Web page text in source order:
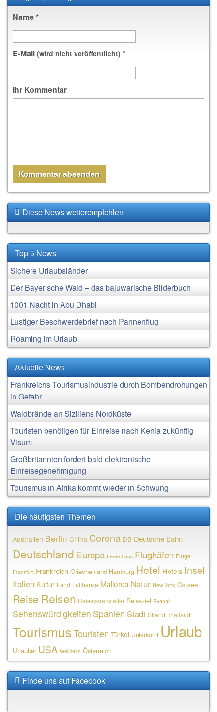
Name*
E-Mail (wird nicht veröffentlicht) *
Ihr Kommentar
Diese News weiterempfehlen
Top 5 News
Sichere Urlaubsländer
Der Bayerische Wald – das bajuwarische Bilderbuch
1001 Nacht in Abu Dhabi
Lustiger Beschwerdebrief nach Pannenflug
Roaming im Urlaub
Aktuelle News
Frankreichs Tourismusindustrie durch Bombendrohungen
in Gefahr
Waldbrände an Siziliens Nordküste
Touristen benötigen für Einreise nach Kenia zukünftig
Visum
Großbritannien fordert bald elektronische
Einreisegenehmigung
Tourismus in Afrika kommt wieder in Schwung
Die häufigsten Themen
Australien Berlin China Corona DB Deutsche Bahn
Deutschland Europa Ferienhaus Flughäfen Flüge
Frankfurt Frankreich Griechenland Hamburg Hotel Hotels Insel
Italien Kultur Land Lufthansa Mallorca Natur New York Ostsee
Reise Reisen Reiseveranstalter Reiseziel Ryanair
Sehenswürdigkeiten Spanien Stadt Strand Thailand
TourismusTouristen Türkei Unterkunft Urlaub
Urlauber USA Wellness Österreich
Finde uns auf Facebook